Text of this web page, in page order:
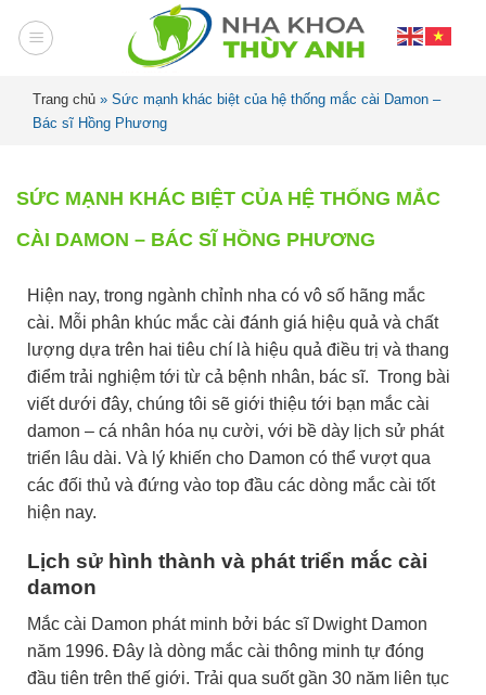
Trang chủ » Sức mạnh khác biệt của hệ thống mắc cài Damon –
Bác sĩ Hồng Phương
SỨC MẠNH KHÁC BIỆT CỦA HỆ THỐNG MẮC
CÀI DAMON – BÁC SĨ HỒNG PHƯƠNG
Hiện nay, trong ngành chỉnh nha có vô số hãng mắc
cài. Mỗi phân khúc mắc cài đánh giá hiệu quả và chất
lượng dựa trên hai tiêu chí là hiệu quả điều trị và thang
điểm trải nghiệm tới từ cả bệnh nhân, bác sĩ. Trong bài
viết dưới đây, chúng tôi sẽ giới thiệu tới bạn mắc cài
damon – cá nhân hóa nụ cười, với bề dày lịch sử phát
triển lâu dài. Và lý khiến cho Damon có thể vượt qua
các đối thủ và đứng vào top đầu các dòng mắc cài tốt
hiện nay.
Lịch sử hình thành và phát triển mắc cài
damon
Mắc cài Damon phát minh bởi bác sĩ Dwight Damon
năm 1996. Đây là dòng mắc cài thông minh tự đóng
đầu tiên trên thế giới. Trải qua suốt gần 30 năm liên tục